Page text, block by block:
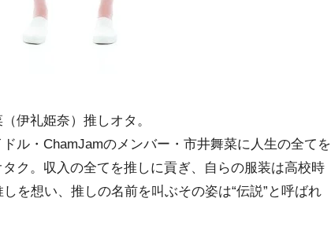
伊礼姫奈）推しオタ。
ル・ChamJamのメンバー・市井舞菜に人生の全てを
ク。収入の全てを推しに貢ぎ、自らの服装は高校時
を想い、推しの名前を叫ぶその姿は“伝説”と呼ばれ